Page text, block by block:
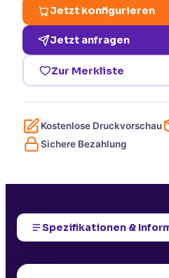
Jetzt konfigurieren
Jetzt anfragen
Zur Merkliste
Kostenlose Druckvorschau
Sichere Bezahlung
Spezifikationen &